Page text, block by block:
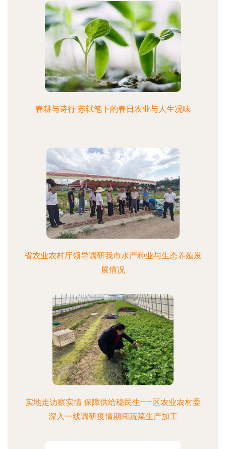
春耕与诗行 苏轼笔下的春日农业与人生况味
省农业农村厅领导调研我市水产种业与生态养殖发
展情况
实地走访察实情 保障供给稳民生——区农业农村委
深入一线调研疫情期间蔬菜生产加工